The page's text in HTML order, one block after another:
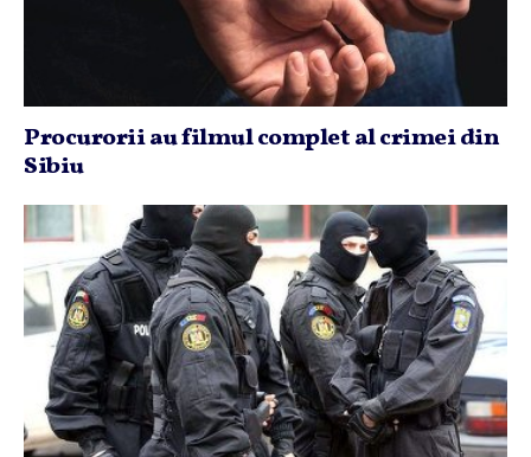
Procurorii au filmul complet al crimei din
Sibiu